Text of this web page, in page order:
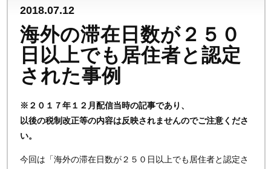
2018.07.12
海外の滞在日数が２５０
日以上でも居住者と認定
された事例
※２０１７年１２月配信当時の記事であり、
以後の税制改正等の内容は反映されませんのでご注意くださ
い。
今回は「海外の滞在日数が２５０日以上でも居住者と認定さ